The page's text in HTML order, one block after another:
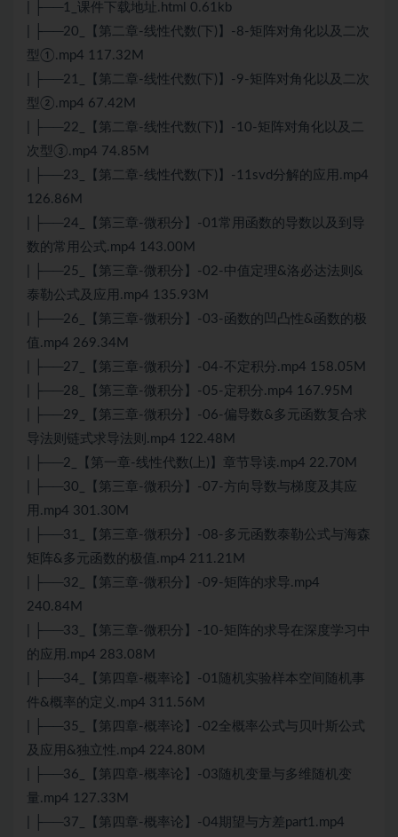
| ├──1_课件下载地址.html 0.61kb
| ├──20_【第二章-线性代数(下)】-8-矩阵对角化以及二次
型①.mp4 117.32M
| ├──21_【第二章-线性代数(下)】-9-矩阵对角化以及二次
型②.mp4 67.42M
| ├──22_【第二章-线性代数(下)】-10-矩阵对角化以及二
次型③.mp4 74.85M
| ├──23_【第二章-线性代数(下)】-11svd分解的应用.mp4
126.86M
| ├──24_【第三章-微积分】-01常用函数的导数以及到导
数的常用公式.mp4 143.00M
| ├──25_【第三章-微积分】-02-中值定理&洛必达法则&
泰勒公式及应用.mp4 135.93M
| ├──26_【第三章-微积分】-03-函数的凹凸性&函数的极
值.mp4 269.34M
| ├──27_【第三章-微积分】-04-不定积分.mp4 158.05M
| ├──28_【第三章-微积分】-05-定积分.mp4 167.95M
| ├──29_【第三章-微积分】-06-偏导数&多元函数复合求
导法则链式求导法则.mp4 122.48M
| ├──2_【第一章-线性代数(上)】章节导读.mp4 22.70M
| ├──30_【第三章-微积分】-07-方向导数与梯度及其应
用.mp4 301.30M
| ├──31_【第三章-微积分】-08-多元函数泰勒公式与海森
矩阵&多元函数的极值.mp4 211.21M
| ├──32_【第三章-微积分】-09-矩阵的求导.mp4
240.84M
| ├──33_【第三章-微积分】-10-矩阵的求导在深度学习中
的应用.mp4 283.08M
| ├──34_【第四章-概率论】-01随机实验样本空间随机事
件&概率的定义.mp4 311.56M
| ├──35_【第四章-概率论】-02全概率公式与贝叶斯公式
及应用&独立性.mp4 224.80M
| ├──36_【第四章-概率论】-03随机变量与多维随机变
量.mp4 127.33M
| ├──37_【第四章-概率论】-04期望与方差part1.mp4